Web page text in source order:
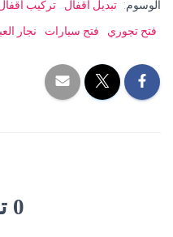
الوسوم: تبديل اقفال تركيب
فتح تجوري
فتح سيارات نجار
0 تعليق